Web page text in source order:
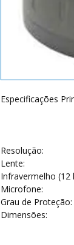
Especificações
Resolução:
Lente:
Infravermelho (12
Microfone:
Grau de Proteção:
Dimensões: